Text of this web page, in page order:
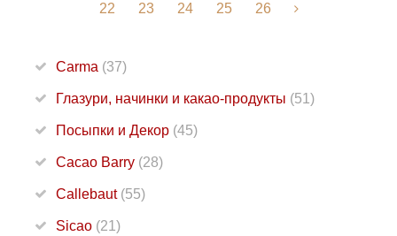
22
23 24 25 26
Carma (37)
Глазури, начинки и какао-продукты (51)
Посыпки и Декор (45)
Cacao Barry (28)
Callebaut (55)
Sicao (21)